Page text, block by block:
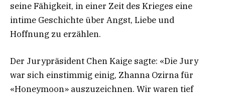
seine Fähigkeit, in einer Zeit des Krieges eine
intime Geschichte über Angst, Liebe und
Hoffnung zu erzählen.
Der Jurypräsident Chen Kaige sagte: «Die Jury
war sich einstimmig einig, Zhanna Ozirna für
«Honeymoon» auszuzeichnen. Wir waren tief